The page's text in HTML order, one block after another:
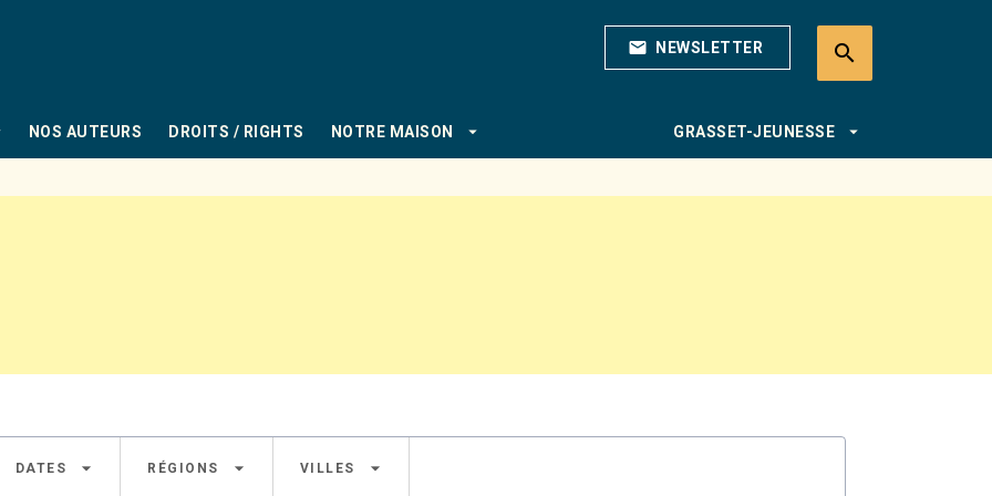
mail NEWSLETTER search
NOS AUTEURS DROITS / RIGHTS NOTRE MAISON arrow_drop_down GRASSET-JEUNESSE arrow_drop_down
DATES arrow_drop_down RÉGIONS arrow_drop_down VILLES arrow_drop_down